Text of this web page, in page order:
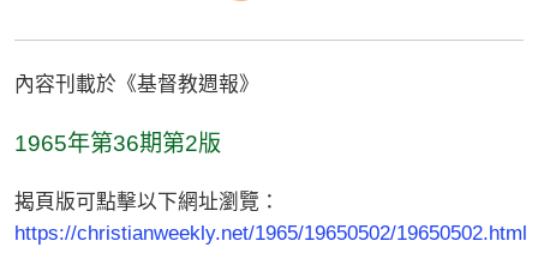
內容刊載於《基督教週報》
1965年第36期第2版
揭頁版可點擊以下網址瀏覽：
https://christianweekly.net/1965/19650502/19650502.html